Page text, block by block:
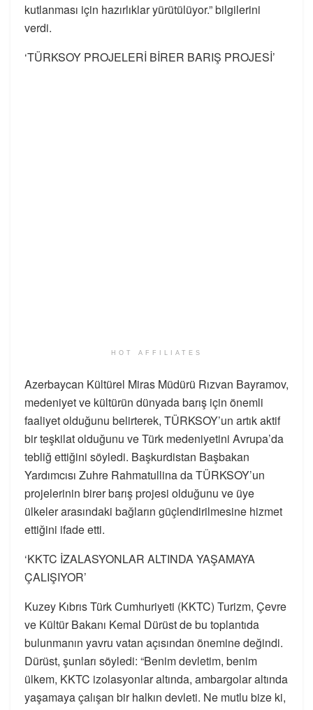
kutlanması için hazırlıklar yürütülüyor.” bilgilerini
verdi.
‘TÜRKSOY PROJELERİ BİRER BARIŞ PROJESİ’
HOT AFFILIATES
Azerbaycan Kültürel Miras Müdürü Rızvan Bayramov,
medeniyet ve kültürün dünyada barış için önemli
faaliyet olduğunu belirterek, TÜRKSOY’un artık aktif
bir teşkilat olduğunu ve Türk medeniyetini Avrupa’da
tebliğ ettiğini söyledi. Başkurdistan Başbakan
Yardımcısı Zuhre Rahmatullina da TÜRKSOY’un
projelerinin birer barış projesi olduğunu ve üye
ülkeler arasındaki bağların güçlendirilmesine hizmet
ettiğini ifade etti.
‘KKTC İZALASYONLAR ALTINDA YAŞAMAYA
ÇALIŞIYOR’
Kuzey Kıbrıs Türk Cumhuriyeti (KKTC) Turizm, Çevre
ve Kültür Bakanı Kemal Dürüst de bu toplantıda
bulunmanın yavru vatan açısından önemine değindi.
Dürüst, şunları söyledi: “Benim devletim, benim
ülkem, KKTC izolasyonlar altında, ambargolar altında
yaşamaya çalışan bir halkın devleti. Ne mutlu bize ki,